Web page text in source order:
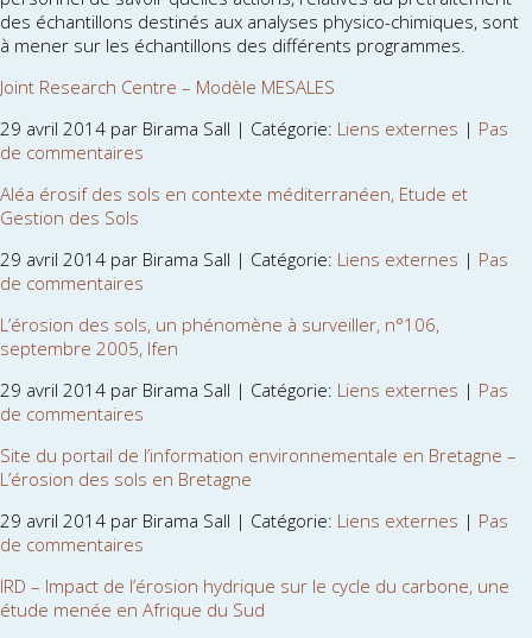
des échantillons destinés aux analyses physico-chimiques, sont
à mener sur les échantillons des différents programmes.
Joint Research Centre – Modèle MESALES
29 avril 2014 par Birama Sall | Catégorie: Liens externes | Pas
de commentaires
Aléa érosif des sols en contexte méditerranéen, Etude et
Gestion des Sols
29 avril 2014 par Birama Sall | Catégorie: Liens externes | Pas
de commentaires
L’érosion des sols, un phénomène à surveiller, n°106,
septembre 2005, Ifen
29 avril 2014 par Birama Sall | Catégorie: Liens externes | Pas
de commentaires
Site du portail de l’information environnementale en Bretagne –
L’érosion des sols en Bretagne
29 avril 2014 par Birama Sall | Catégorie: Liens externes | Pas
de commentaires
IRD – Impact de l’érosion hydrique sur le cycle du carbone, une
étude menée en Afrique du Sud